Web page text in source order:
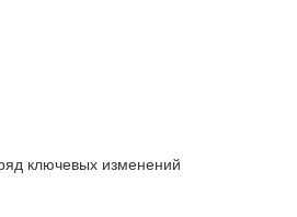
ключевых изменений